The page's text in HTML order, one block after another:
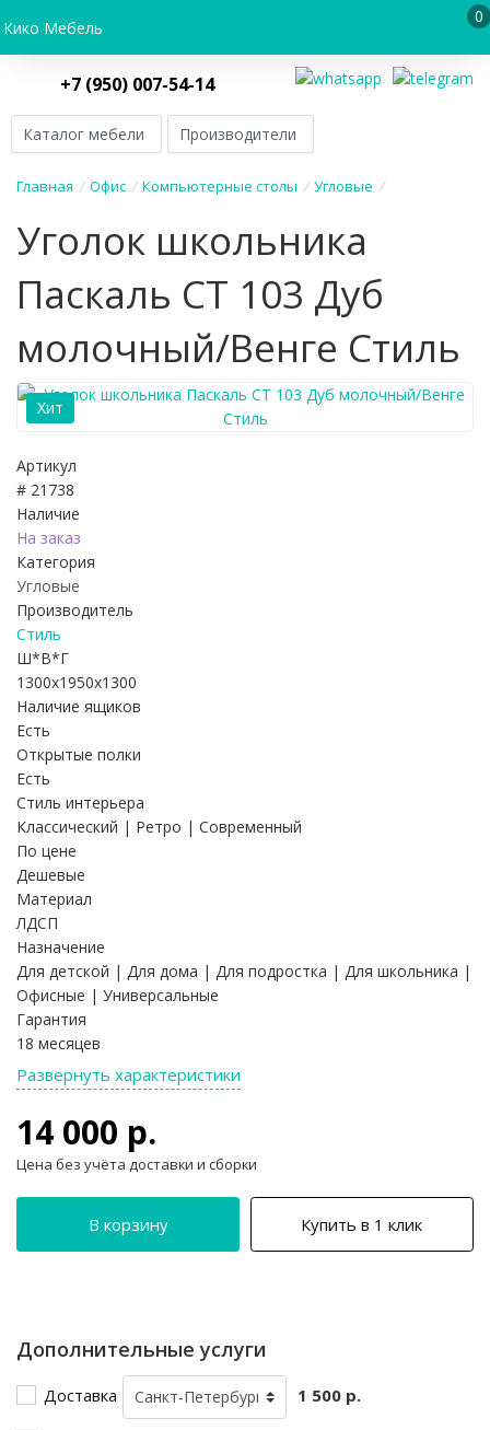
Кико Мебель
0
+7 (950) 007-54-14
Каталог мебели Производители
Главная / Офис / Компьютерные столы / Угловые /
Уголок школьника
Паскаль СТ 103 Дуб
молочный/Венге Стиль
Хит
Артикул
# 21738
Наличие
На заказ
Категория
Угловые
Производитель
Стиль
Ш*В*Г
1300x1950x1300
Наличие ящиков
Есть
Открытые полки
Есть
Стиль интерьера
Классический | Ретро | Современный
По цене
Дешевые
Материал
ЛДСП
Назначение
Для детской | Для дома | Для подростка | Для школьника |
Офисные | Универсальные
Гарантия
18 месяцев
Развернуть характеристики
14 000 р.
Цена без учёта доставки и сборки
В корзину Купить в 1 клик
Дополнительные услуги
Доставка 1 500 р.